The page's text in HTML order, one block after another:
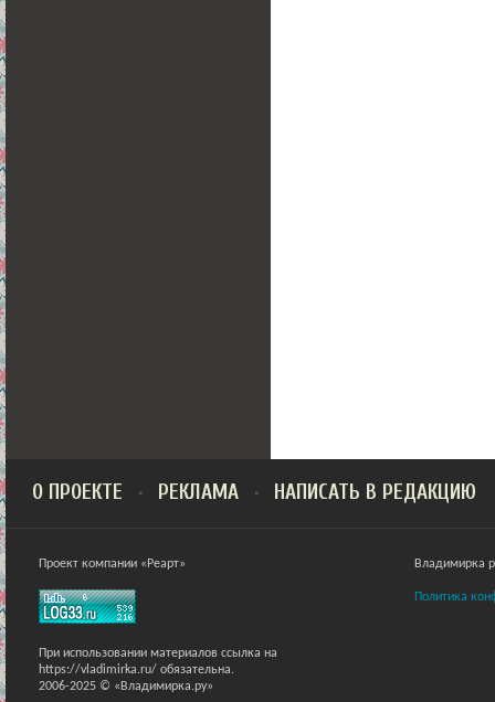
О ПРОЕКТЕ РЕКЛАМА НАПИСАТЬ В РЕДАКЦИЮ
Проект компании «Реарт»
При использовании материалов ссылка на
https://vladimirka.ru/ обязательна.
2006-2025 © «Владимирка.ру»
Владимирка
Политика